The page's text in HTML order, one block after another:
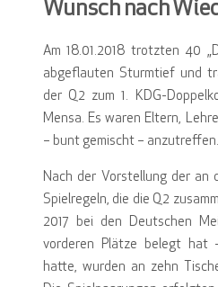
Wunsch nach
Am 18.01.2018 trotzten 40
abgeflauten Sturmtief und
der Q2 zum 1. KDG-
Mensa. Es waren Eltern,
– bunt gemischt – anzutreffen.
Nach der Vorstellung der an
Spielregeln, die die Q2
2017 bei den Deutschen
vorderen Plätze belegt hat
hatte, wurden an zehn